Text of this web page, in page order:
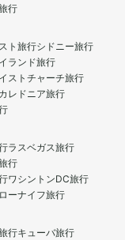
行
ト旅行シドニー旅行
ランド旅行
ストチャーチ旅行
レドニア旅行
ラスベガス旅行
行
ワシントンDC旅行
ーナイフ旅行
行キューバ旅行